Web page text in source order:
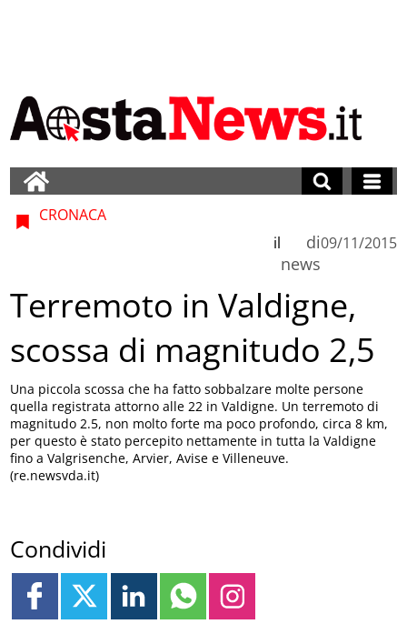
CRONACA
di
news
il 09/11/2015
Terremoto in Valdigne,
scossa di magnitudo 2,5
Una piccola scossa che ha fatto sobbalzare molte persone
quella registrata attorno alle 22 in Valdigne. Un terremoto di
magnitudo 2.5, non molto forte ma poco profondo, circa 8 km,
per questo è stato percepito nettamente in tutta la Valdigne
fino a Valgrisenche, Arvier, Avise e Villeneuve.
(re.newsvda.it)
Condividi